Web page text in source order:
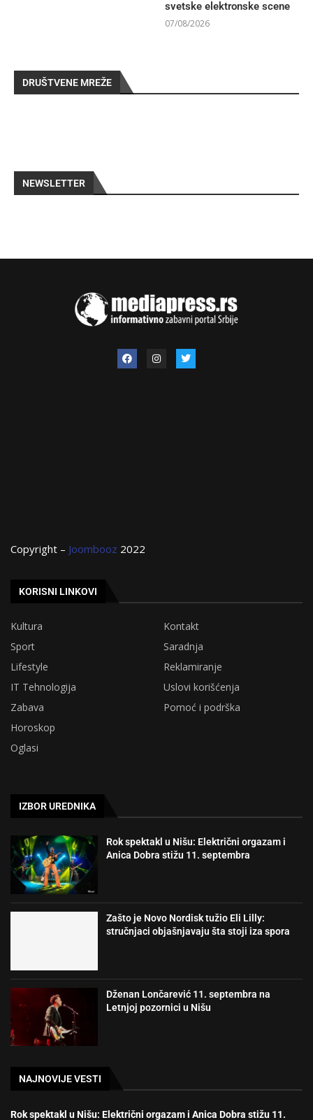
svetske elektronske scene
07/08/2026
DRUŠTVENE MREŽE
NEWSLETTER
Copyright – Joombooz 2022
KORISNI LINKOVI
Kultura
Kontakt
Sport
Saradnja
Lifestyle
Reklamiranje
IT Tehnologija
Uslovi korišćenja
Zabava
Pomoć i podrška
Horoskop
Oglasi
IZBOR UREDNIKA
Rok spektakl u Nišu: Električni orgazam i
Anica Dobra stižu 11. septembra
Zašto je Novo Nordisk tužio Eli Lilly:
stručnjaci objašnjavaju šta stoji iza spora
Dženan Lončarević 11. septembra na
Letnjoj pozornici u Nišu
NAJNOVIJE VESTI
Rok spektakl u Nišu: Električni orgazam i Anica Dobra stižu 11.